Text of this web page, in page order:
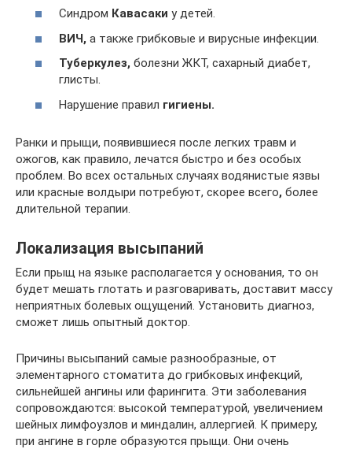
Синдром Кавасаки у детей.
ВИЧ, а также грибковые и вирусные инфекции.
Туберкулез, болезни ЖКТ, сахарный диабет,
глисты.
Нарушение правил гигиены.
Ранки и прыщи, появившиеся после легких травм и
ожогов, как правило, лечатся быстро и без особых
проблем. Во всех остальных случаях водянистые язвы
или красные волдыри потребуют, скорее всего, более
длительной терапии.
Локализация высыпаний
Если прыщ на языке располагается у основания, то он
будет мешать глотать и разговаривать, доставит массу
неприятных болевых ощущений. Установить диагноз,
сможет лишь опытный доктор.
Причины высыпаний самые разнообразные, от
элементарного стоматита до грибковых инфекций,
сильнейшей ангины или фарингита. Эти заболевания
сопровождаются: высокой температурой, увеличением
шейных лимфоузлов и миндалин, аллергией. К примеру,
при ангине в горле образуются прыщи. Они очень